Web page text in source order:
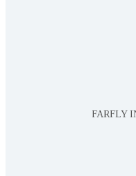
FARFLY